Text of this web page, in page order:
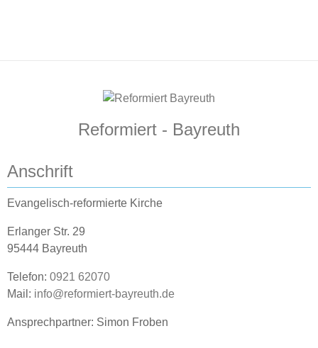
Reformiert - Bayreuth
Anschrift
Evangelisch-reformierte Kirche
Erlanger Str. 29
95444 Bayreuth
Telefon: 0921 62070
Mail: info@reformiert-bayreuth.de
Ansprechpartner: Simon Froben